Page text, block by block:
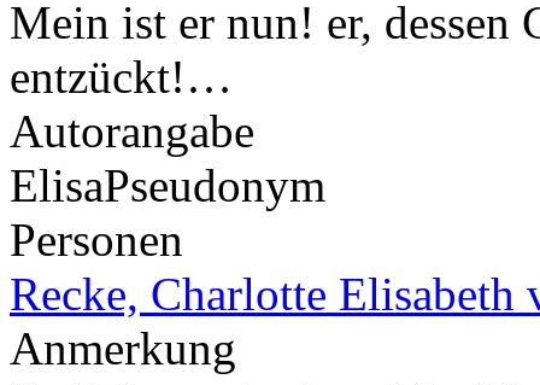
Mein ist er nun! er, dessen
entzückt!…
Autorangabe
ElisaPseudonym
Personen
Recke, Charlotte Elisabeth
Anmerkung